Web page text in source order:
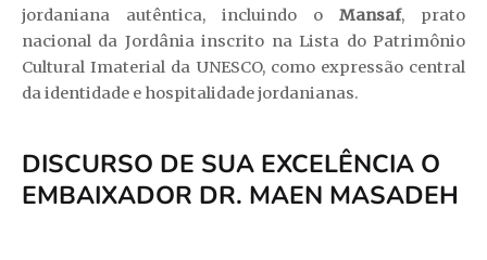
jordaniana autêntica, incluindo o Mansaf, prato
nacional da Jordânia inscrito na Lista do Patrimônio
Cultural Imaterial da UNESCO, como expressão central
da identidade e hospitalidade jordanianas.
DISCURSO DE SUA EXCELÊNCIA O
EMBAIXADOR DR. MAEN MASADEH